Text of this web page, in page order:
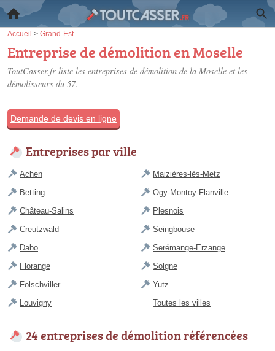
Accueil > Grand-Est
Entreprise de démolition en Moselle
ToutCasser.fr liste les entreprises de démolition de la Moselle et les
démolisseurs du 57.
Demande de devis en ligne
Entreprises par ville
Achen
Betting
Château-Salins
Creutzwald
Dabo
Florange
Folschviller
Louvigny
Maizières-lès-Metz
Ogy-Montoy-Flanville
Plesnois
Seingbouse
Serémange-Erzange
Solgne
Yutz
Toutes les villes
24 entreprises de démolition référencées